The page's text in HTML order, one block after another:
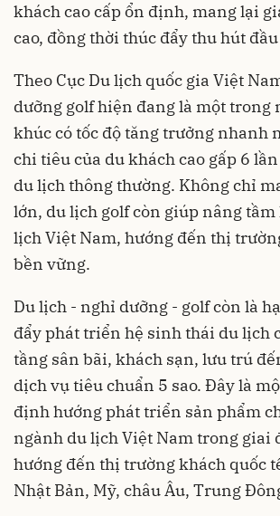
khách cao cấp ổn định, mang lại
cao, đồng thời thúc đẩy thu hút
Theo Cục Du lịch quốc gia Việt
dưỡng golf hiện đang là một trong
khúc có tốc độ tăng trưởng nhanh
chi tiêu của du khách cao gấp 6
du lịch thông thường. Không chỉ
lớn, du lịch golf còn giúp nâng
lịch Việt Nam, hướng đến thị
bền vững.
Du lịch - nghỉ dưỡng - golf còn là
đẩy phát triển hệ sinh thái du lịch
tầng sân bãi, khách sạn, lưu trú
dịch vụ tiêu chuẩn 5 sao. Đây là
định hướng phát triển sản phẩm
ngành du lịch Việt Nam trong giai
hướng đến thị trường khách quốc
Nhật Bản, Mỹ, châu Âu, Trung